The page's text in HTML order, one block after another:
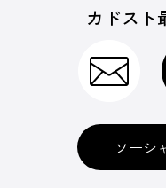
カドスト
ソーシ